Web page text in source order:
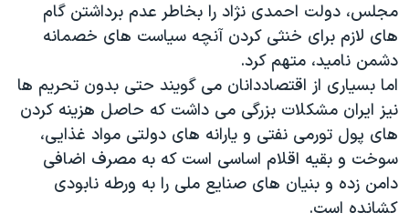
مجلس، دولت احمدی نژاد را بخاطر عدم برداشتن گام
های لازم برای خنثی کردن آنچه سياست های خصمانه
دشمن ناميد، متهم کرد.
اما بسياری از اقتصاددانان می گويند حتی بدون تحريم ها
نيز ايران مشکلات بزرگی می داشت که حاصل هزينه کردن
های پول تورمی نفتی و يارانه های دولتی مواد غذايی،
سوخت و بقيه اقلام اساسی است که به مصرف اضافی
دامن زده و بنيان های صنايع ملی را به ورطه نابودی
کشانده است.